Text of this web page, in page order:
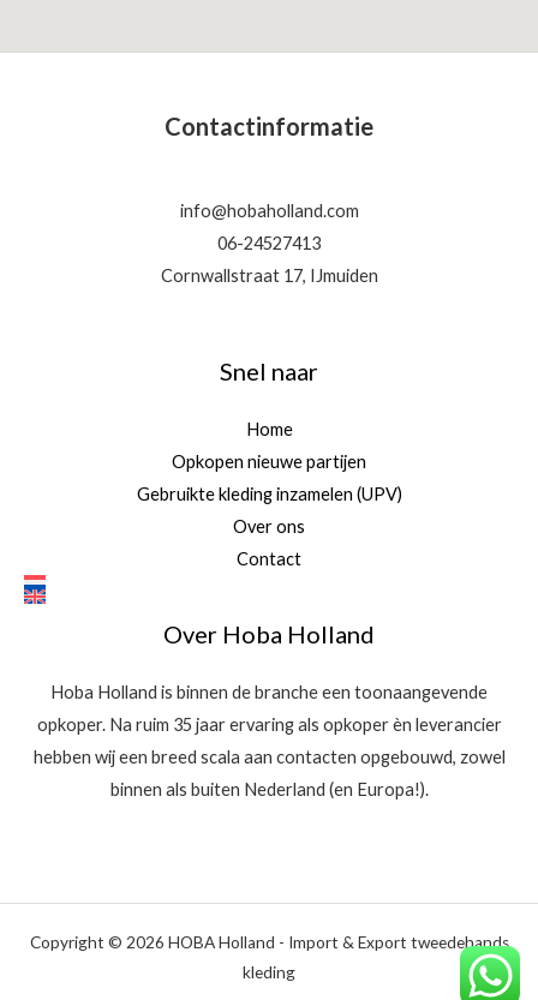
Contactinformatie
info@hobaholland.com
06-24527413
Cornwallstraat 17, IJmuiden
Snel naar
Home
Opkopen nieuwe partijen
Gebruikte kleding inzamelen (UPV)
Over ons
Contact
Over Hoba Holland
Hoba Holland is binnen de branche een toonaangevende
opkoper. Na ruim 35 jaar ervaring als opkoper èn leverancier
hebben wij een breed scala aan contacten opgebouwd, zowel
binnen als buiten Nederland (en Europa!).
Copyright © 2026 HOBA Holland - Import & Export tweedehands
kleding